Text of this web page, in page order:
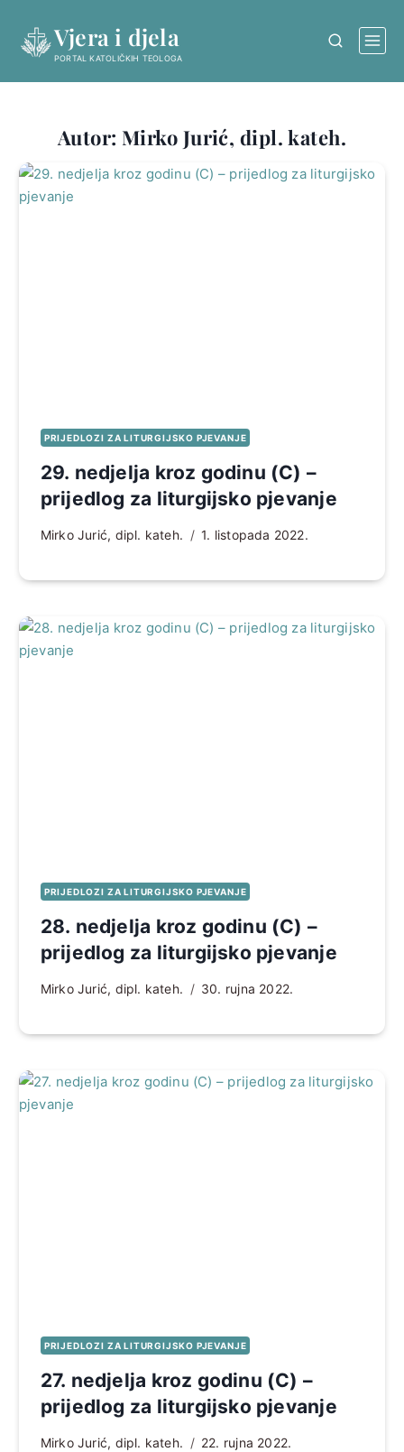
content
Vjera i djela
PORTAL KATOLIČKIH TEOLOGA
Autor: Mirko Jurić, dipl. kateh.
PRIJEDLOZI ZA LITURGIJSKO PJEVANJE
29. nedjelja kroz godinu (C) –
prijedlog za liturgijsko pjevanje
Mirko Jurić, dipl. kateh. 1. listopada 2022.
PRIJEDLOZI ZA LITURGIJSKO PJEVANJE
28. nedjelja kroz godinu (C) –
prijedlog za liturgijsko pjevanje
Mirko Jurić, dipl. kateh. 30. rujna 2022.
PRIJEDLOZI ZA LITURGIJSKO PJEVANJE
27. nedjelja kroz godinu (C) –
prijedlog za liturgijsko pjevanje
Mirko Jurić, dipl. kateh. 22. rujna 2022.